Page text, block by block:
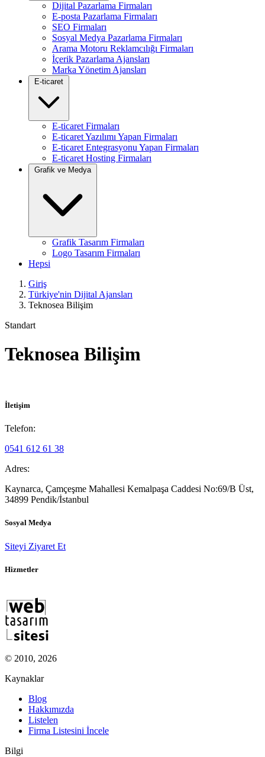
Dijital Pazarlama Firmaları
E-posta Pazarlama Firmaları
SEO Firmaları
Sosyal Medya Pazarlama Firmaları
Arama Motoru Reklamcılığı Firmaları
İçerik Pazarlama Ajansları
Marka Yönetim Ajansları
E-ticaret
E-ticaret Firmaları
E-ticaret Yazılımı Yapan Firmaları
E-ticaret Entegrasyonu Yapan Firmaları
E-ticaret Hosting Firmaları
Grafik ve Medya
Grafik Tasarım Firmaları
Logo Tasarım Firmaları
Hepsi
Giriş
Türkiye'nin Dijital Ajansları
Teknosea Bilişim
Standart
Teknosea Bilişim
İletişim
Telefon:
0541 612 61 38
Adres:
Kaynarca, Çamçeşme Mahallesi Kemalpaşa Caddesi No:69/B Üst,
34899 Pendik/İstanbul
Sosyal Medya
Siteyi Ziyaret Et
Hizmetler
© 2010, 2026
Kaynaklar
Blog
Hakkımızda
Listelen
Firma Listesini İncele
Bilgi